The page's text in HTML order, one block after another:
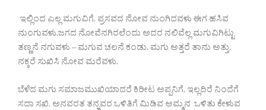
ಇಲ್ಲಿಂದ ಎಲ್ಲ ಮಗುವಿಗೆ. ಪ್ರಸವದ ನೋವ ನುಂಗಿದವಳು ಈಗ ಹಸಿವ
ನುಂಗುವಳು.ಜಗದ ನೋವೆನಗಿರಲೆಂದು ಅದರ ನಲಿವೆಲ್ಲ ಮಗುವಿಗಿಟ್ಟು
ತಣ್ಣನೆ ನಗುವಳು – ಮಗುವ ಚಲನೆ ಕಂಡು. ಮಗು ಅತ್ತರೆ ತಾನು ಅತ್ತು,
ನಕ್ಕರೆ ಸುಖಿಸಿ ನೋವ ಮರೆವಳು.
ಬೆಳೆದ ಮಗು ಸಮಾಜಮುಖಿಯಾದರೆ ಕಿರೀಟ ಅಪ್ಪನಿಗೆ, ಇಲ್ಲದಿರೆ ನಿಂದೆಗೆ
ಸದಾ ಸಖಿ. ಅನವರತ ತನ್ನವರ ಒಳಿತಿಗೆ ಮಿಡಿವ ಅಮ್ಮನ ಒಳಿತು ಕೇಳುವ